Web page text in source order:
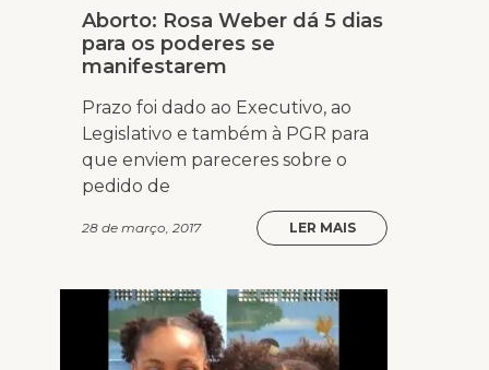
Aborto: Rosa Weber dá 5 dias
para os poderes se
manifestarem
Prazo foi dado ao Executivo, ao
Legislativo e também à PGR para
que enviem pareceres sobre o
pedido de
28 de março, 2017 LER MAIS